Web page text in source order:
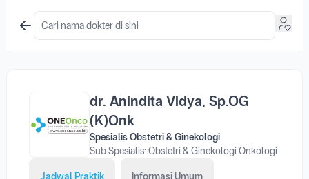
dr. Anindita Vidya, Sp.OG
(K)Onk
Spesialis Obstetri & Ginekologi
Sub Spesialis: Obstetri & Ginekologi Onkologi
Jadwal Praktik Informasi Umum